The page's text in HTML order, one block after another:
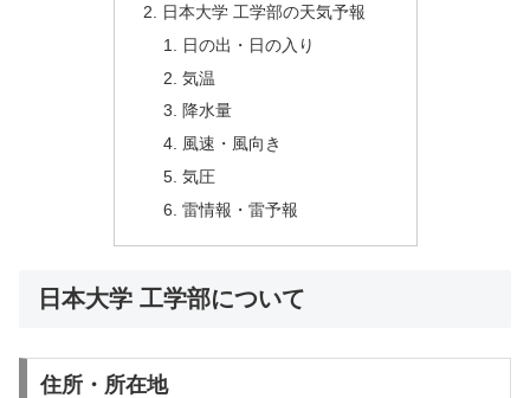
日本大学 工学部の天気予報
日の出・日の入り
気温
降水量
風速・風向き
気圧
雷情報・雷予報
日本大学 工学部について
住所・所在地